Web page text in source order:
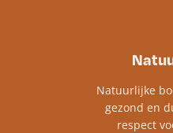
Natuurlijke
gezond en
respect